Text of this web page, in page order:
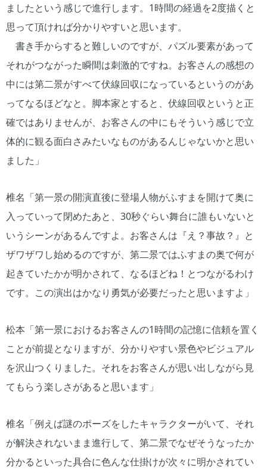
ましたという感じで進行します。1時間の経過を2度描くと
思って頂ければ分かりやすいと思います。
書き手からすると難しいのですが、パズル要素があって
それがつながった瞬間は刺激的ですね。お客さんの感想の
中には第二景がすべて伏線回収になっているというのがあ
ってなるほどなと。脚本家とすると、伏線回収というと正
確ではありませんが、お客さんの中にもそういう感じで立
体的に観る面白さみたいなものがあるんじゃないかと思い
ました」
椎名「第一景の開演直後に登場人物がふすまを開けて奥に
入っていって閉めたあと、30秒ぐらい舞台に誰もいないと
いうシーンがあるんですよ。お客さんは『え？事故？』と
ザワザワし始めるのですが、第二景ではふすまの奥で何が
起きていたかが明かされて、なるほどね！とつながるわけ
です。この演出はかなり勇気が必要だったと思いますよ」
松本「第一景におけるお客さんの1時間の記憶に信頼を置く
ことが前提となりますが、分かりやすい景色やビジュアル
を沢山つくりました。それをお客さんが思い出しながら見
てもらう楽しさがあると思います」
椎名「例えば謎のポーズをしたキャラクターがいて、それ
が解決されないまま進行して、第二景でなぜそうなったか
分かるといった具合に色んな仕掛けが次々に明かされてい